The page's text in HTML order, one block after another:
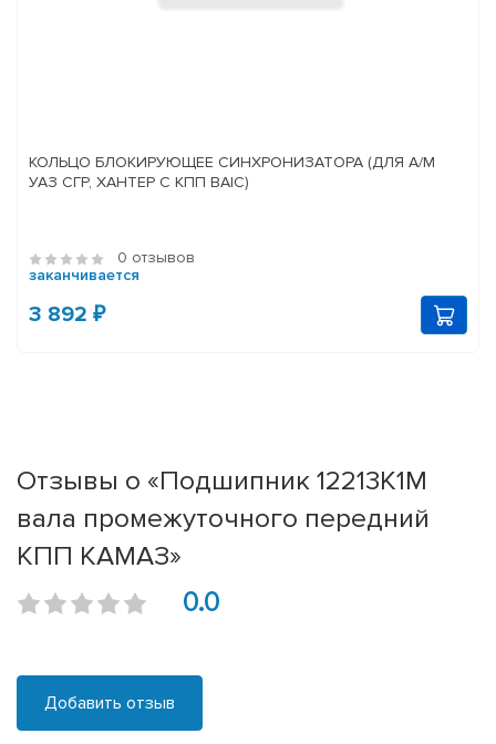
КОЛЬЦО БЛОКИРУЮЩЕЕ СИНХРОНИЗАТОРА (ДЛЯ А/М
УАЗ СГР, ХАНТЕР С КПП BAIC)
0 отзывов
заканчивается
3 892 ₽
Отзывы о «Подшипник 12213К1М
вала промежуточного передний
КПП КАМАЗ»
0.0
Добавить отзыв